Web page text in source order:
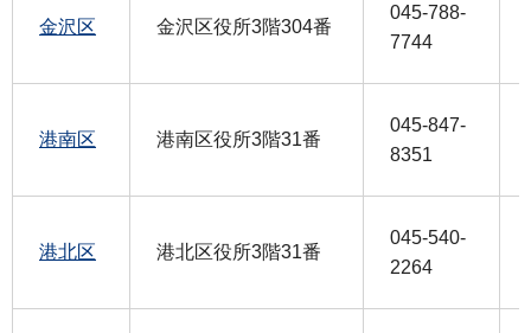
金沢区 金沢区役所3階304番
045-788-
7744
港南区 港南区役所3階31番
045-847-
8351
港北区 港北区役所3階31番
045-540-
2264